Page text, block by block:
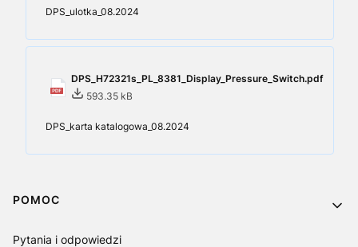
DPS_ulotka_08.2024
DPS_H72321s_PL_8381_Display_Pressure_Switch.pdf
593.35 kB
DPS_karta katalogowa_08.2024
Linki w stopce
POMOC
Pytania i odpowiedzi